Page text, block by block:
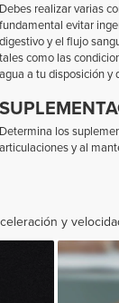
Debes realizar varias
fundamental evitar
digestivo y el flujo
tales como las
agua a tu disposición y
Determina los
articulaciones y al
y